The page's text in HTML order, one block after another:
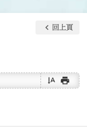
keyboard_arrow_left 回上頁
text_rotate_vertical print